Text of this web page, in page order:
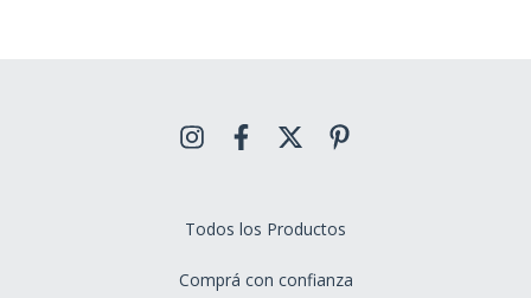
Todos los Productos
Comprá con confianza